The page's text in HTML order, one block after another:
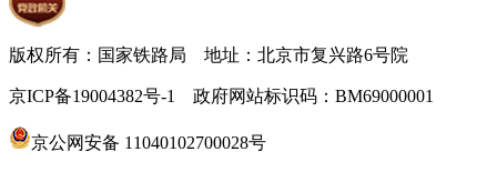
版权所有：国家铁路局 地址：北京市复兴路6号院
京ICP备19004382号-1 政府网站标识码：BM69000001
京公网安备 11040102700028号